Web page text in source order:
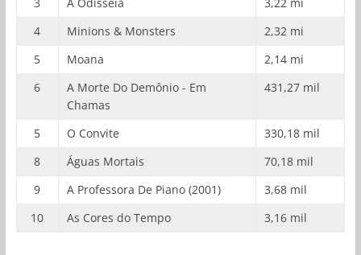
4
Minions & Monsters
2,32 mi
5
Moana
2,14 mi
6
A Morte Do Demônio - Em
Chamas
431,27 mil
5 O Convite
330,18 mil
8
Águas Mortais
70,18 mil
9
A Professora De Piano (2001)
3,68 mil
10
As Cores do Tempo 3,16 mil